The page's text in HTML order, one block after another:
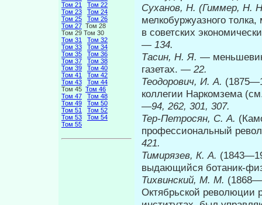
Том 21
Том 22
Том 23
Том 24
Том 25
Том 26
Том 27 Том 28
Том 29 Том 30
Том 31
Том 32
Том 33
Том 34
Том 35
Том 36
Том 37
Том 38
Том 39
Том 40
Том 41
Том 42
Том 43
Том 44
Том 45 Том 46
Том 47
Том 48
Том 49
Том 50
Том 51
Том 52
Том 53
Том 54
Том 55
Суханов, Н. (Гиммер, Н.
мелкобуржуазного
в советских
— 134.
Тасин, Н. Я. —
газетах. — 22.
Теодорович, И. А.
коллегии Наркомзема
—94, 262, 301, 307.
Тер-Петросян, С. А.
профессиональный
421.
Тимирязев, К. А.
выдающийся ботаник-
Тихвинский, М. М.
Октябрьской революции